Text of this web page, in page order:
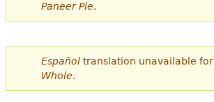
Paneer Pie.
Españoltranslation unavailable for
Whole.